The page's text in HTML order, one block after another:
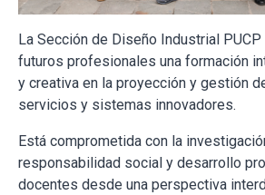
La Sección de Diseño Industrial
futuros profesionales una formación
y creativa en la proyección y gestión
servicios y sistemas innovadores.
Está comprometida con la
responsabilidad social y desarrollo
docentes desde una perspectiva